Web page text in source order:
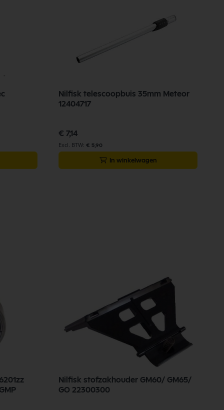
Nilfisk telescoopbuis 35mm Meteor
12404717
€ 7,14
€ 5,90
In winkelwagen
Nilfisk stofzakhouder GM60/ GM65/
GO 22300300